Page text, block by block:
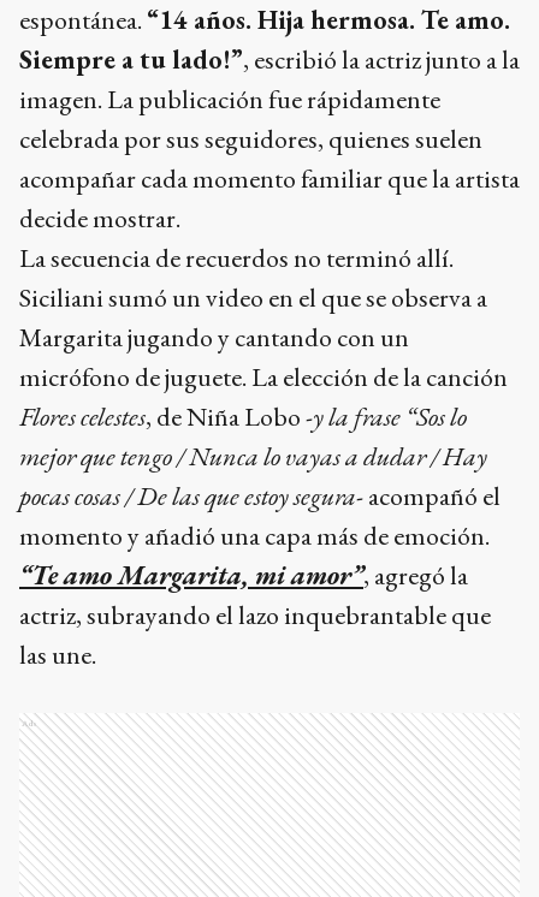
espontánea. “14 años. Hija hermosa. Te amo.
Siempre a tu lado!”, escribió la actriz junto a la
imagen. La publicación fue rápidamente
celebrada por sus seguidores, quienes suelen
acompañar cada momento familiar que la artista
decide mostrar.
La secuencia de recuerdos no terminó allí.
Siciliani sumó un video en el que se observa a
Margarita jugando y cantando con un
micrófono de juguete. La elección de la canción
Flores celestes, de Niña Lobo -y la frase “Sos lo
mejor que tengo / Nunca lo vayas a dudar / Hay
pocas cosas / De las que estoy segura- acompañó el
momento y añadió una capa más de emoción.
“Te amo Margarita, mi amor”, agregó la
actriz, subrayando el lazo inquebrantable que
las une.
Ads